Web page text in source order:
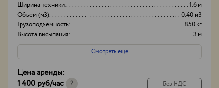
Ширина техники:
1.6 м
Объем (м3)
0.40 м3
Грузоподъемность:
850 кг
Высота высыпания:
3 м
Смотреть еще
Цена аренды:
1 400 руб/час ? Без НДС